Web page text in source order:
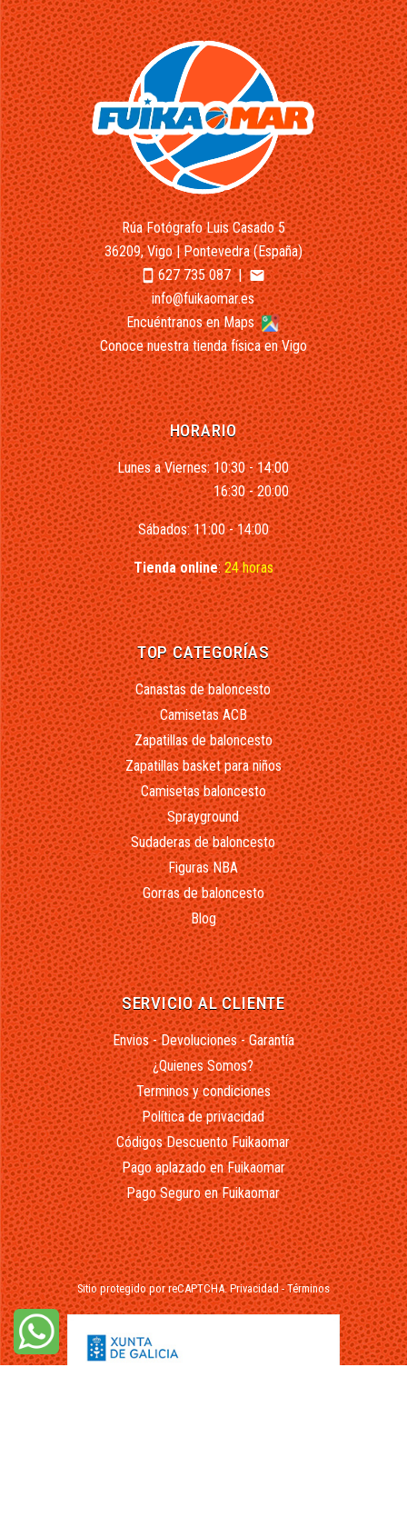
Rúa Fotógrafo Luis Casado 5
36209, Vigo | Pontevedra (España)
smartphone627 735 087|email
info@fuikaomar.es
Encuéntranos en Maps
Conoce nuestra tienda física en Vigo
HORARIO
Lunes a Viernes: 10:30 - 14:00
16:30 - 20:00
Sábados: 11:00 - 14:00
Tienda online:24 horas
TOP CATEGORÍAS
Canastas de baloncesto
Camisetas ACB
Zapatillas de baloncesto
Zapatillas basket para niños
Camisetas baloncesto
Sprayground
Sudaderas de baloncesto
Figuras NBA
Gorras de baloncesto
Blog
SERVICIO AL CLIENTE
Envios - Devoluciones - Garantía
¿Quienes Somos?
Terminos y condiciones
Política de privacidad
Códigos Descuento Fuikaomar
Pago aplazado en Fuikaomar
Pago Seguro en Fuikaomar
Sitio protegido por reCAPTCHA.Privacidad-Términos